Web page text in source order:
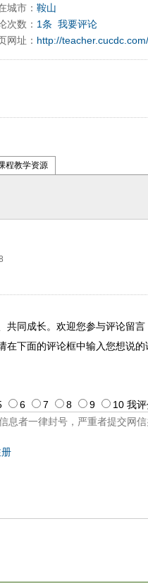
dfb
dfb9899197
methodmultipl
城市： 鞍山
次数： 1条 我要评论
网址： http://
程教学资源
共同成长。欢迎您参与评论留言
在下面的评论框中输入您想说的
6 7 8 9 10 我评